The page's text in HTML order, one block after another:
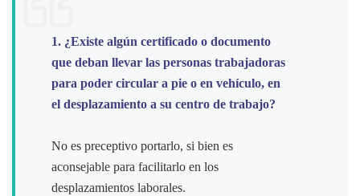
1. ¿Existe algún certificado o documento
que deban llevar las personas trabajadoras
para poder circular a pie o en vehículo, en
el desplazamiento a su centro de trabajo?
No es preceptivo portarlo, si bien es
aconsejable para facilitarlo en los
desplazamientos laborales.